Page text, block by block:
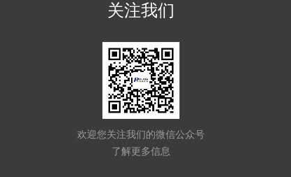
关注我们
欢迎您关注我们的微信公众号
了解更多信息